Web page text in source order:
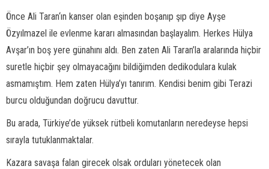
Önce Ali Taran‘ın kanser olan eşinden boşanıp şıp diye Ayşe
Özyılmazel ile evlenme kararı almasından başlayalım. Herkes Hülya
Avşar’ın boş yere günahını aldı. Ben zaten Ali Taran’la aralarında hiçbir
suretle hiçbir şey olmayacağını bildiğimden dedikodulara kulak
asmamıştım. Hem zaten Hülya’yı tanırım. Kendisi benim gibi Terazi
burcu olduğundan doğrucu davuttur.
Bu arada, Türkiye’de yüksek rütbeli komutanların neredeyse hepsi
sırayla tutuklanmaktalar.
Kazara savaşa falan girecek olsak orduları yönetecek olan